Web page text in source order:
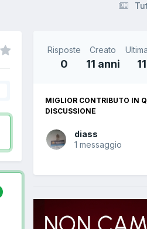
Risposte
0
Creato
11 anni
MIGLIOR CONTRIBUTO IN
DISCUSSIONE
diass
1 messaggio